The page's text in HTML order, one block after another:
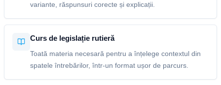
variante, răspunsuri corecte și explicații.
Curs de legislație rutieră
Toată materia necesară pentru a înțelege contextul din
spatele întrebărilor, într-un format ușor de parcurs.